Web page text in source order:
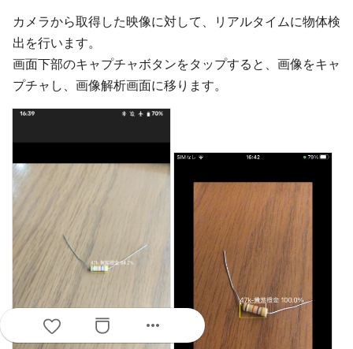
カメラから取得した映像に対して、リアルタイムに物体検
出を行います。
画面下部のキャプチャボタンをタップすると、画像をキャ
プチャし、画像解析画面に移ります。
more_horiz